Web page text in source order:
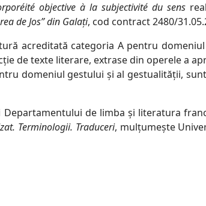
objective à la subjectivité du sens
de Jos” din Galați, cod contract 2480/
acreditată categoria A pentru
de texte literare, extrase din operele a
domeniul gestului și al gestualității,
de limba și literatura
Terminologii. Traduceri, mulțumește